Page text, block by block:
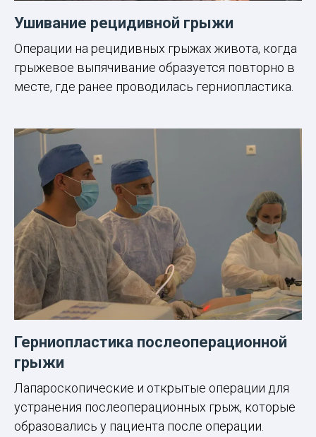
Ушивание рецидивной грыжи
Операции на рецидивных грыжах живота, когда
грыжевое выпячивание образуется повторно в
месте, где ранее проводилась герниопластика.
Герниопластика послеоперационной
грыжи
Лапароскопические и открытые операции для
устранения послеоперационных грыж, которые
образовались у пациента после операции.